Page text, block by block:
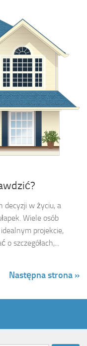
decyzji w życiu, a
Wiele osób
projekcie,
szczegółach,...
Następna strona »